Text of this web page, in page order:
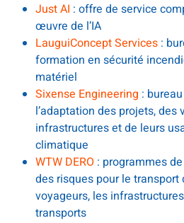
Just AI : offre de service
œuvre de l’IA
LauguiConcept Services :
formation en sécurité
matériel
Sixense Engineering :
l’adaptation des projets,
infrastructures et de leurs
climatique
WTW DERO : programmes
des risques pour le
voyageurs, les
transports